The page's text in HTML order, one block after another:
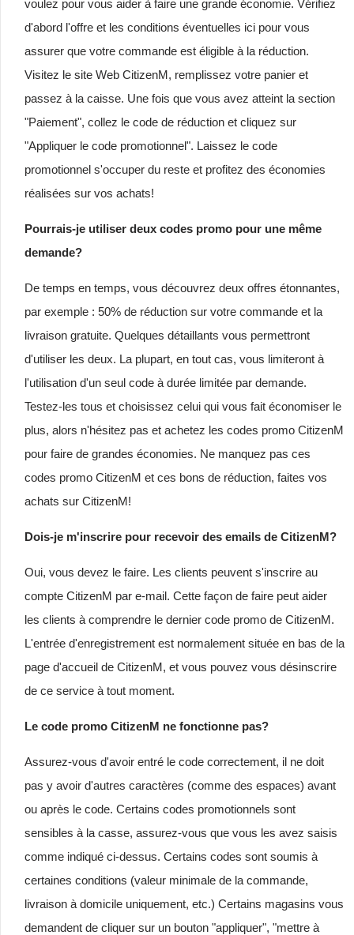
voulez pour vous aider à faire une grande économie. Vérifiez
d'abord l'offre et les conditions éventuelles ici pour vous
assurer que votre commande est éligible à la réduction.
Visitez le site Web CitizenM, remplissez votre panier et
passez à la caisse. Une fois que vous avez atteint la section
"Paiement", collez le code de réduction et cliquez sur
"Appliquer le code promotionnel". Laissez le code
promotionnel s'occuper du reste et profitez des économies
réalisées sur vos achats!
Pourrais-je utiliser deux codes promo pour une même
demande?
De temps en temps, vous découvrez deux offres étonnantes,
par exemple : 50% de réduction sur votre commande et la
livraison gratuite. Quelques détaillants vous permettront
d'utiliser les deux. La plupart, en tout cas, vous limiteront à
l'utilisation d'un seul code à durée limitée par demande.
Testez-les tous et choisissez celui qui vous fait économiser le
plus, alors n'hésitez pas et achetez les codes promo CitizenM
pour faire de grandes économies. Ne manquez pas ces
codes promo CitizenM et ces bons de réduction, faites vos
achats sur CitizenM!
Dois-je m'inscrire pour recevoir des emails de CitizenM?
Oui, vous devez le faire. Les clients peuvent s'inscrire au
compte CitizenM par e-mail. Cette façon de faire peut aider
les clients à comprendre le dernier code promo de CitizenM.
L'entrée d'enregistrement est normalement située en bas de la
page d'accueil de CitizenM, et vous pouvez vous désinscrire
de ce service à tout moment.
Le code promo CitizenM ne fonctionne pas?
Assurez-vous d'avoir entré le code correctement, il ne doit
pas y avoir d'autres caractères (comme des espaces) avant
ou après le code. Certains codes promotionnels sont
sensibles à la casse, assurez-vous que vous les avez saisis
comme indiqué ci-dessus. Certains codes sont soumis à
certaines conditions (valeur minimale de la commande,
livraison à domicile uniquement, etc.) Certains magasins vous
demandent de cliquer sur un bouton "appliquer", "mettre à